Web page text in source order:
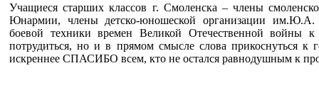
Учащиеся старших классов г. Смоленска – члены
Юнармии, члены детско-юношеской организации им.Ю.А.
боевой техники времен Великой Отечественной войны
потрудиться, но и в прямом смысле слова прикоснуться к
искреннее СПАСИБО всем, кто не остался равнодушным к